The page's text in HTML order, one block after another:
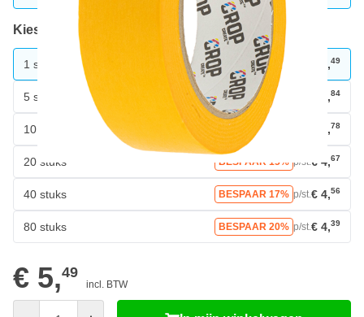
Kies je aantal
1 stuk € 5,49
5 stuks BESPAAR 12% € 4,84
10 stuks BESPAAR 13% € 4,78
20 stuks BESPAAR 15% p/st.€ 4,67
40 stuks BESPAAR 17% p/st.€ 4,56
80 stuks BESPAAR 20% p/st.€ 4,39
€ 5,49
incl. BTW